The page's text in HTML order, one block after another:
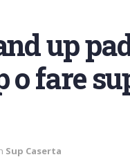
up
o fare
Sup Caserta